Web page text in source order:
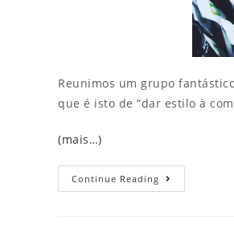
Reunimos um grupo
que é isto de “dar estilo à
(mais…)
Continue Reading